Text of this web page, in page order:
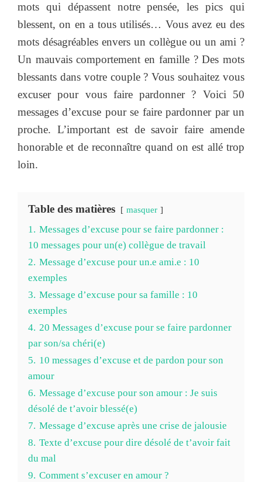
mots qui dépassent notre pensée, les pics qui
blessent, on en a tous utilisés… Vous avez eu des
mots désagréables envers un collègue ou un ami ?
Un mauvais comportement en famille ? Des mots
blessants dans votre couple ? Vous souhaitez vous
excuser pour vous faire pardonner ? Voici 50
messages d’excuse pour se faire pardonner par un
proche. L’important est de savoir faire amende
honorable et de reconnaître quand on est allé trop
loin.
Table des matières masquer
1. Messages d’excuse pour se faire pardonner :
10 messages pour un(e) collègue de travail
2. Message d’excuse pour un.e ami.e : 10
exemples
3. Message d’excuse pour sa famille : 10
exemples
4. 20 Messages d’excuse pour se faire pardonner
par son/sa chéri(e)
5. 10 messages d’excuse et de pardon pour son
amour
6. Message d’excuse pour son amour : Je suis
désolé de t’avoir blessé(e)
7. Message d’excuse après une crise de jalousie
8. Texte d’excuse pour dire désolé de t’avoir fait
du mal
9. Comment s’excuser en amour ?